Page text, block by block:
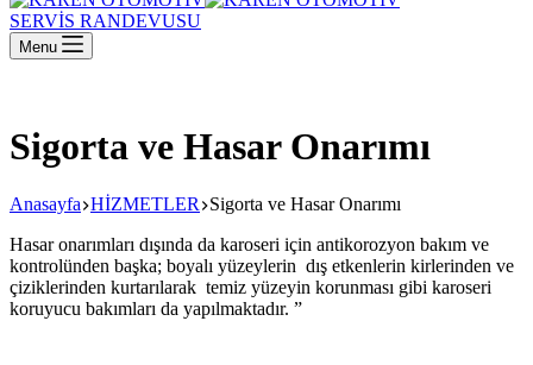
SERVİS RANDEVUSU
Menu
Sigorta ve Hasar Onarımı
Anasayfa HİZMETLER Sigorta ve Hasar Onarımı
Hasar onarımları dışında da karoseri için antikorozyon bakım ve
kontrolünden başka; boyalı yüzeylerin dış etkenlerin kirlerinden ve
çiziklerinden kurtarılarak temiz yüzeyin korunması gibi karoseri
koruyucu bakımları da yapılmaktadır. ”